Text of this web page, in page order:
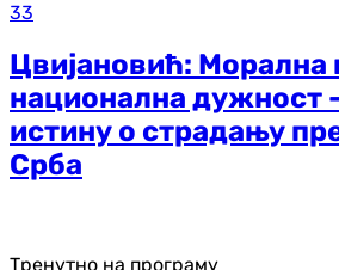
33
Цвијановић: Морална
национална дужност
истину о страдању
Срба
Тренутно на програму